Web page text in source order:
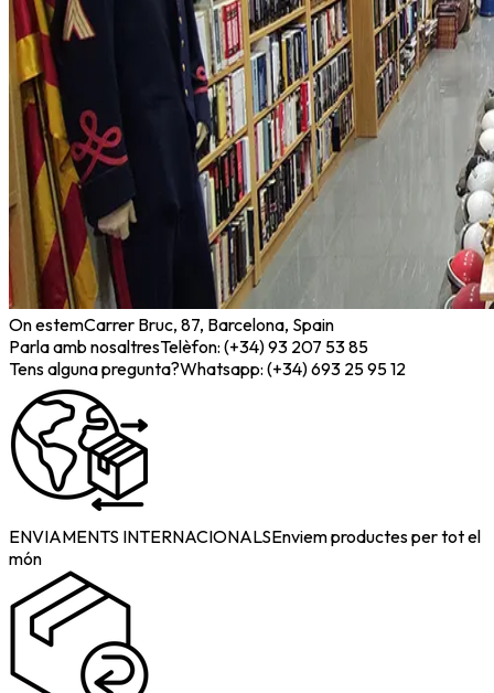
On estemCarrer Bruc, 87, Barcelona, Spain
Parla amb nosaltresTelèfon: (+34) 93 207 53 85
Tens alguna pregunta?Whatsapp: (+34) 693 25 95 12
ENVIAMENTS INTERNACIONALSEnviem productes per tot el
món